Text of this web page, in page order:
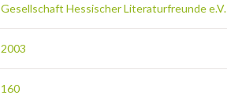
Gesellschaft Hessischer Literaturfreunde e.V.
2003
160